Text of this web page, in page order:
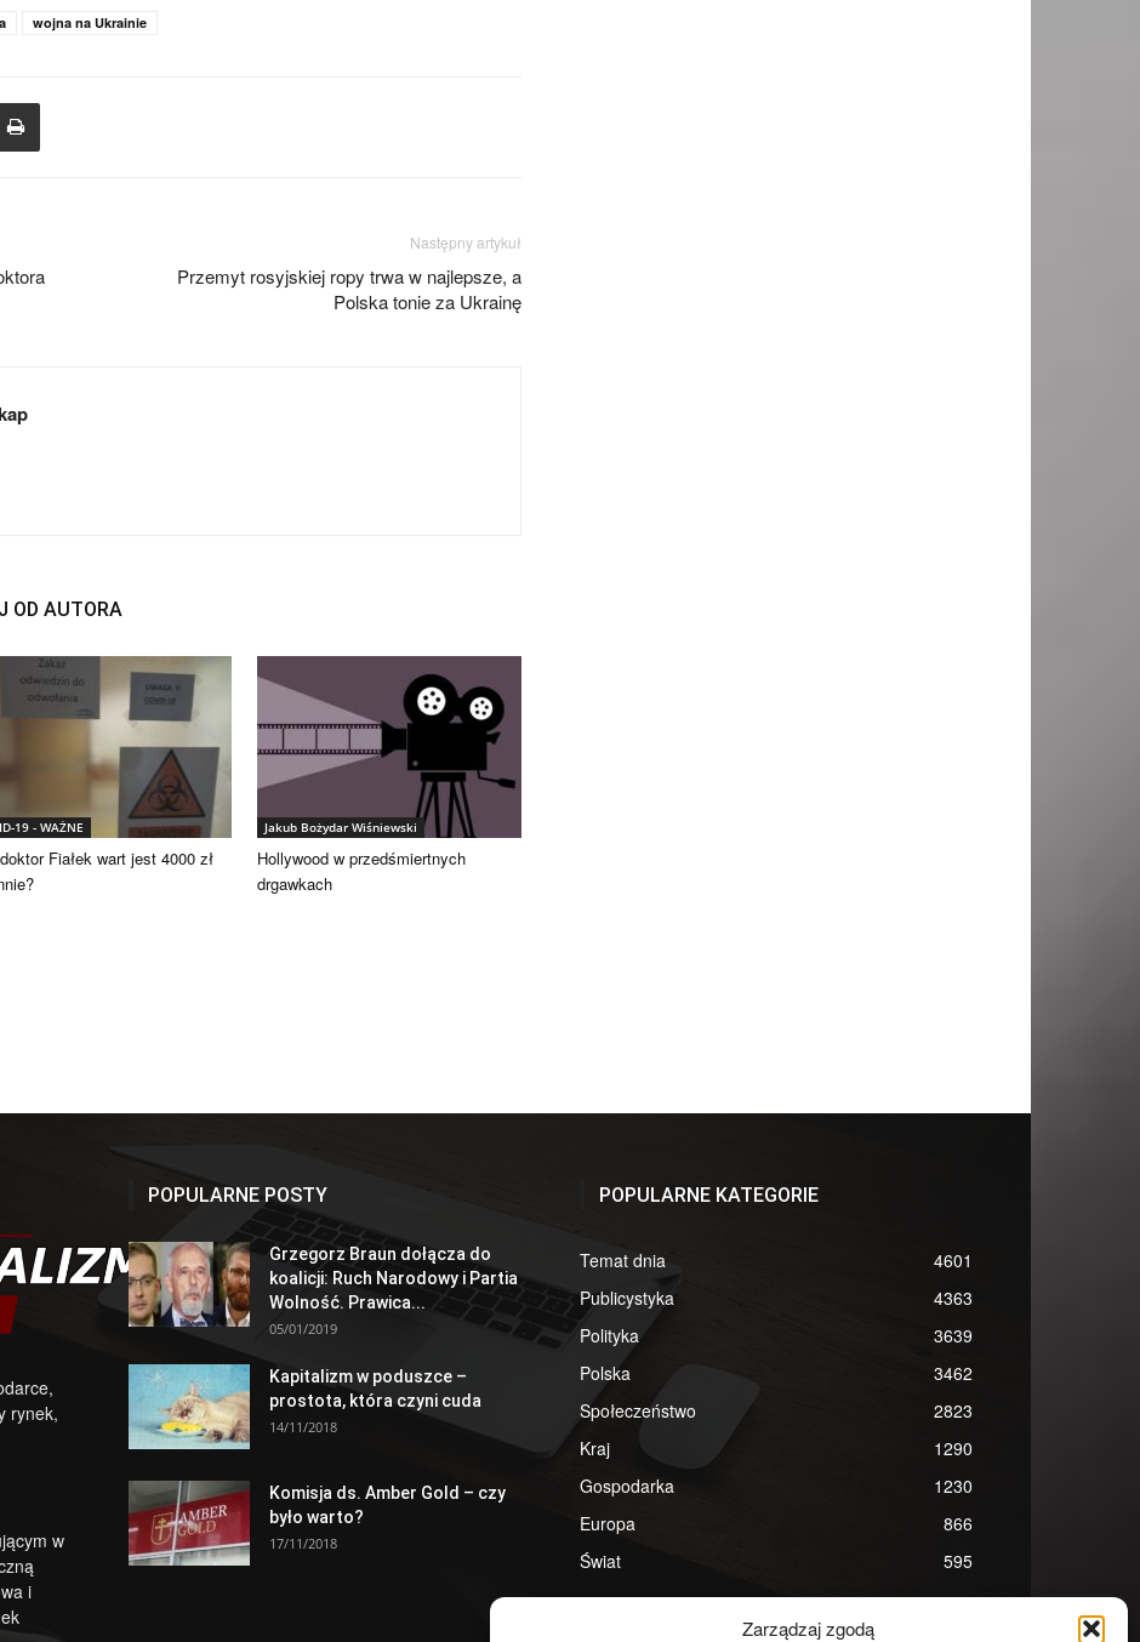
Zarządzaj zgodą
wojna na Ukrainie
Następny artykuł
Przemyt rosyjskiej ropy trwa w najlepsze, a
Polska tonie za Ukrainę
OD AUTORA
19 - WAŻNE
Fiałek wart jest 4000 zł
Jakub Bożydar Wiśniewski
Hollywood w przedśmiertnych
drgawkach
rynek,
w
i
POPULARNE POSTY
Grzegorz Braun dołącza do
koalicji: Ruch Narodowy i Partia
Wolność. Prawica...
05/01/2019
Kapitalizm w poduszce –
prostota, która czyni cuda
14/11/2018
Komisja ds. Amber Gold – czy
było warto?
17/11/2018
POPULARNE KATEGORIE
Temat dnia
4601
Publicystyka
4363
Polityka
3639
Polska
3462
Społeczeństwo
2823
Kraj
1290
Gospodarka
1230
Europa
866
Świat
595